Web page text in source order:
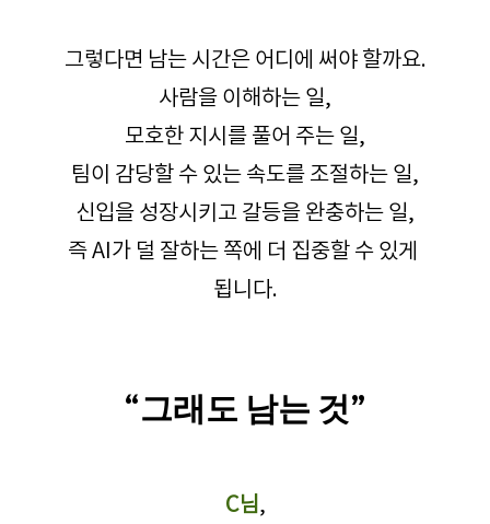
그렇다면 남는 시간은 어디에 써야 할까요.
사람을 이해하는 일,
모호한 지시를 풀어 주는 일,
팀이 감당할 수 있는 속도를 조절하는 일,
신입을 성장시키고 갈등을 완충하는 일,
즉 AI가 덜 잘하는 쪽에 더 집중할 수 있게
됩니다.
“그래도 남는 것”
C님,